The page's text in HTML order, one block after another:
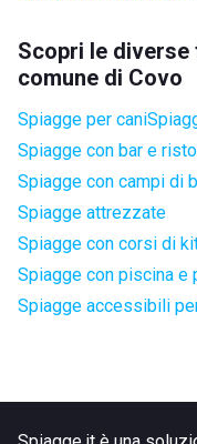
Scopri le diverse
comune di Covo
Spiagge per cani
Spiagge con bar e
Spiagge con campi di
Spiagge attrezzate
Spiagge con corsi di
Spiagge con piscina e
Spiagge accessibili